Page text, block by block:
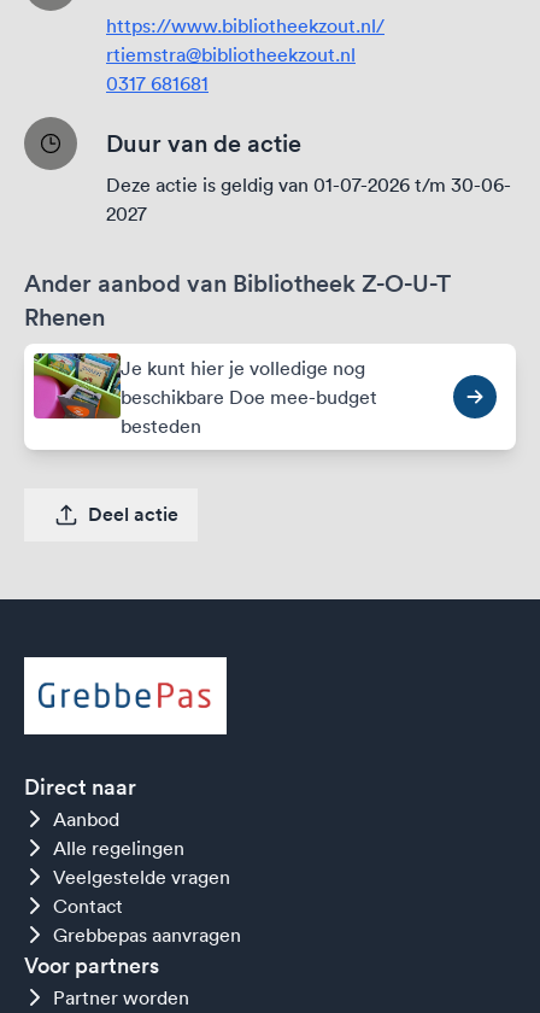
https://www.bibliotheekzout.nl/
rtiemstra@bibliotheekzout.nl
0317 681681
Duur van de actie
Deze actie is geldig van 01-07-2026 t/m 30-06-
2027
Ander aanbod van Bibliotheek Z-O-U-T
Rhenen
Je kunt hier je volledige nog
beschikbare Doe mee-budget
besteden
Deel actie
Direct naar
Aanbod
Alle regelingen
Veelgestelde vragen
Contact
Grebbepas aanvragen
Voor partners
Partner worden